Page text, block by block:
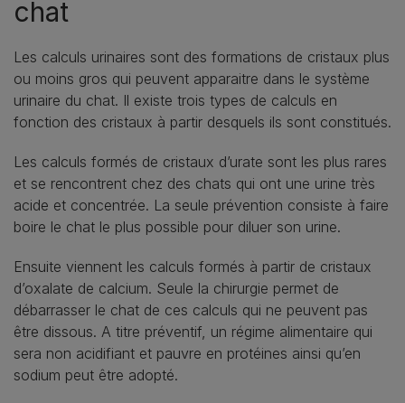
chat
Les calculs urinaires sont des formations de cristaux plus
ou moins gros qui peuvent apparaitre dans le système
urinaire du chat. Il existe trois types de calculs en
fonction des cristaux à partir desquels ils sont constitués.
Les calculs formés de cristaux d’urate sont les plus rares
et se rencontrent chez des chats qui ont une urine très
acide et concentrée. La seule prévention consiste à faire
boire le chat le plus possible pour diluer son urine.
Ensuite viennent les calculs formés à partir de cristaux
d’oxalate de calcium. Seule la chirurgie permet de
débarrasser le chat de ces calculs qui ne peuvent pas
être dissous. A titre préventif, un régime alimentaire qui
sera non acidifiant et pauvre en protéines ainsi qu’en
sodium peut être adopté.